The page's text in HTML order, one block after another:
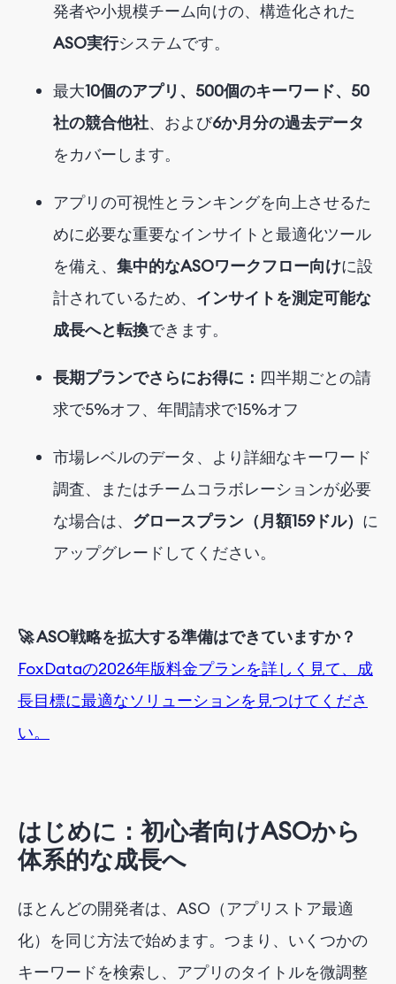
発者や小規模チーム向けの、 構造化された
ASO実行システムです。
最大10個のアプリ、500個のキーワード、50
社の競合他社、および6か月分の過去データ
をカバーします。
アプリの可視性とランキングを向上させるた
めに必要な重要なインサイトと最適化ツール
を備え、 集中的なASOワークフロー向けに設
計されているため、 インサイトを測定可能な
成長へと転換できます。
長期プランでさらにお得に： 四半期ごとの請
求で5%オフ、年間請求で15%オフ
市場レベルのデータ、より詳細なキーワード
調査、またはチームコラボレーションが必要
な場合は、 グロースプラン（月額159ドル） に
アップグレードしてください。
🚀ASO戦略を拡大する準備はできていますか？
FoxDataの2026年版料金プランを詳しく見て、成
長目標に最適なソリューションを見つけてくださ
い。
はじめに：初心者向けASOから
体系的な成長へ
ほとんどの開発者は、ASO（アプリストア最適
化）を同じ方法で始めます。つまり、いくつかの
キーワードを検索し、アプリのタイトルを微調整